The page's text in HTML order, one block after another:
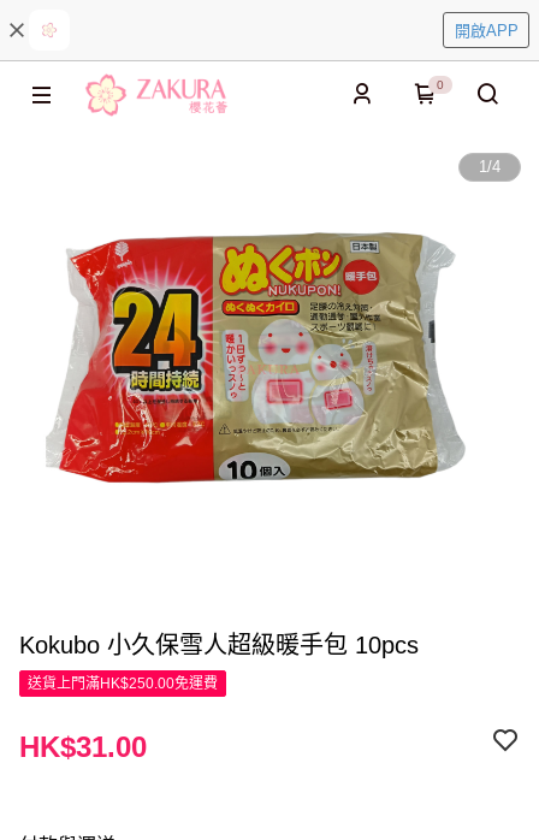
開啟APP
0
1/4
Kokubo 小久保雪人超級暖手包 10pcs
送貨上門滿HK$250.00免運費
HK$31.00